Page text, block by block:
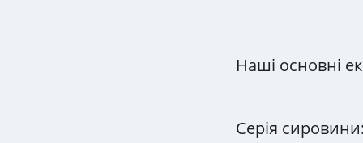
Наші основні
Серія